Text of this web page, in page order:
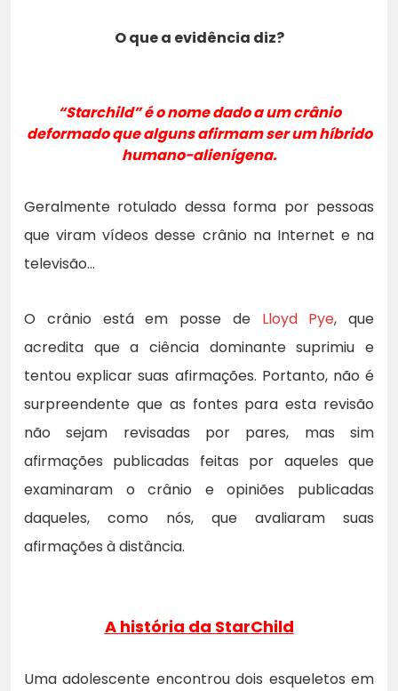
O que a evidência diz?
“Starchild” é o nome dado a um crânio
deformado que alguns afirmam ser um híbrido
humano-alienígena.
Geralmente rotulado dessa forma por pessoas
que viram vídeos desse crânio na Internet e na
televisão…
O crânio está em posse de Lloyd Pye, que
acredita que a ciência dominante suprimiu e
tentou explicar suas afirmações. Portanto, não é
surpreendente que as fontes para esta revisão
não sejam revisadas por pares, mas sim
afirmações publicadas feitas por aqueles que
examinaram o crânio e opiniões publicadas
daqueles, como nós, que avaliaram suas
afirmações à distância.
A história da StarChild
Uma adolescente encontrou dois esqueletos em